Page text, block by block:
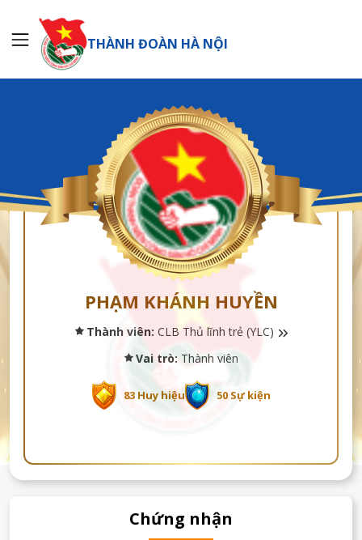
THÀNH ĐOÀN HÀ NỘI
PHẠM KHÁNH HUYỀN
Thành viên: CLB Thủ lĩnh trẻ (YLC)
Vai trò:Thành viên
83 Huy hiệu 50 Sự kiện
Chứng nhận